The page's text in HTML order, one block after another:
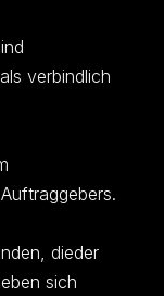
verbindlich
dieder
sich